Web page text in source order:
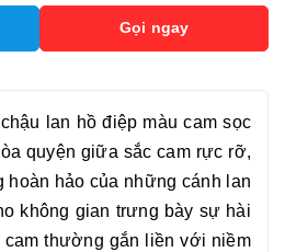
Gọi ngay
lan hồ điệp màu cam sọc
quyện giữa sắc cam rực rỡ,
hoàn hảo của những cánh lan
không gian trưng bày sự hài
cam thường gắn liền với niềm